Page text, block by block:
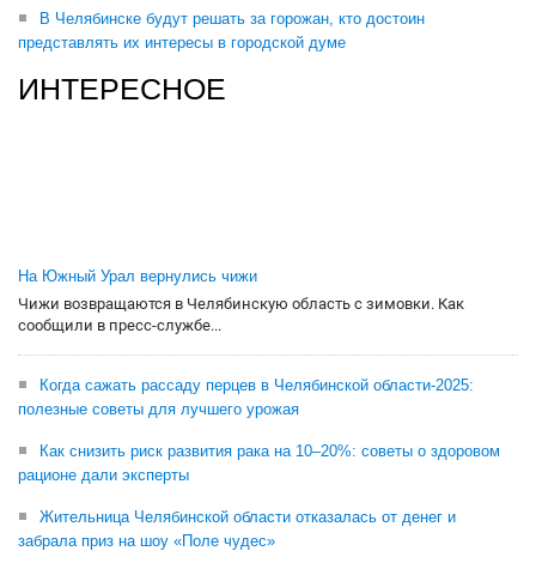
В Челябинске будут решать за горожан, кто достоин
представлять их интересы в городской думе
ИНТЕРЕСНОЕ
На Южный Урал вернулись чижи
Чижи возвращаются в Челябинскую область с зимовки. Как
сообщили в пресс-службе...
Когда сажать рассаду перцев в Челябинской области-2025:
полезные советы для лучшего урожая
Как снизить риск развития рака на 10–20%: советы о здоровом
рационе дали эксперты
Жительница Челябинской области отказалась от денег и
забрала приз на шоу «Поле чудес»